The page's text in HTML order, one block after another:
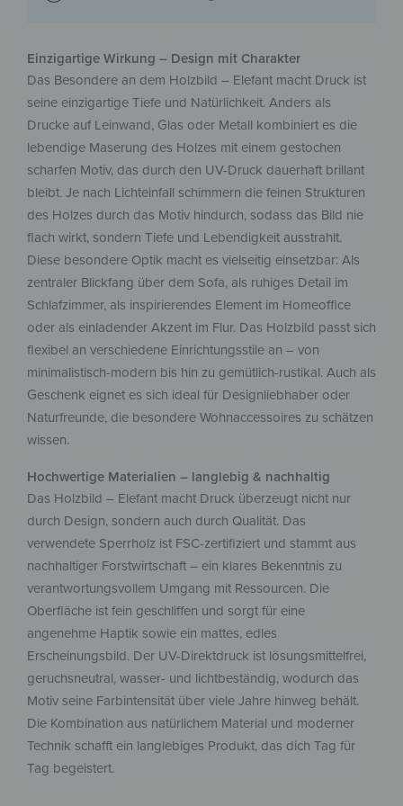
Einzigartige Wirkung – Design mit Charakter
Das Besondere an dem Holzbild – Elefant macht Druck ist
seine einzigartige Tiefe und Natürlichkeit. Anders als
Drucke auf Leinwand, Glas oder Metall kombiniert es die
lebendige Maserung des Holzes mit einem gestochen
scharfen Motiv, das durch den UV-Druck dauerhaft brillant
bleibt. Je nach Lichteinfall schimmern die feinen Strukturen
des Holzes durch das Motiv hindurch, sodass das Bild nie
flach wirkt, sondern Tiefe und Lebendigkeit ausstrahlt.
Diese besondere Optik macht es vielseitig einsetzbar: Als
zentraler Blickfang über dem Sofa, als ruhiges Detail im
Schlafzimmer, als inspirierendes Element im Homeoffice
oder als einladender Akzent im Flur. Das Holzbild passt sich
flexibel an verschiedene Einrichtungsstile an – von
minimalistisch-modern bis hin zu gemütlich-rustikal. Auch als
Geschenk eignet es sich ideal für Designliebhaber oder
Naturfreunde, die besondere Wohnaccessoires zu schätzen
wissen.
Hochwertige Materialien – langlebig & nachhaltig
Das Holzbild – Elefant macht Druck überzeugt nicht nur
durch Design, sondern auch durch Qualität. Das
verwendete Sperrholz ist FSC-zertifiziert und stammt aus
nachhaltiger Forstwirtschaft – ein klares Bekenntnis zu
verantwortungsvollem Umgang mit Ressourcen. Die
Oberfläche ist fein geschliffen und sorgt für eine
angenehme Haptik sowie ein mattes, edles
Erscheinungsbild. Der UV-Direktdruck ist lösungsmittelfrei,
geruchsneutral, wasser- und lichtbeständig, wodurch das
Motiv seine Farbintensität über viele Jahre hinweg behält.
Die Kombination aus natürlichem Material und moderner
Technik schafft ein langlebiges Produkt, das dich Tag für
Tag begeistert.